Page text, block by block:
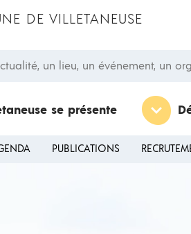
DE VILLETANEUSE
un lieu, un événement, un
se présente
PUBLICATIONS